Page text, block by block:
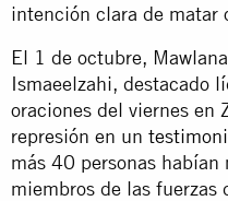
intención clara de matar
El 1 de octubre,
Ismaeelzahi, destacado
oraciones del viernes en
represión en un
más 40 personas habían
miembros de las fuerzas